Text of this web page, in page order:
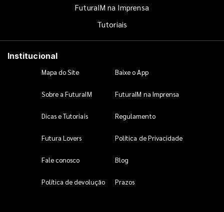
FuturaIM na Imprensa
Tutoriais
Institucional
Mapa do Site Baixe o App
Sobre a FuturaIM FuturaIM na Imprensa
Dicas e Tutoriais Regulamento
Futura Lovers Política de Privacidade
Fale conosco Blog
Política de devolução Prazos